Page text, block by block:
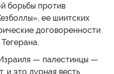
борьбы против
ее шиитских
договоренности
— палестинцы —
и это дурная весть